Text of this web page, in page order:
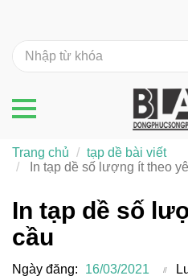
In tạp dề số
cầu
Ngày đăng: 16/03/2021
Trang chủ
tạp dề bài viết
In tạp dề số lượng ít theo